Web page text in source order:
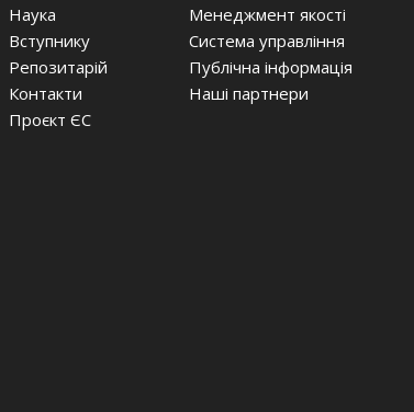
Наука
Вступнику
Репозитарій
Контакти
Проєкт ЄС
Менеджмент якості
Система управління
Публічна інформація
Наші партнери